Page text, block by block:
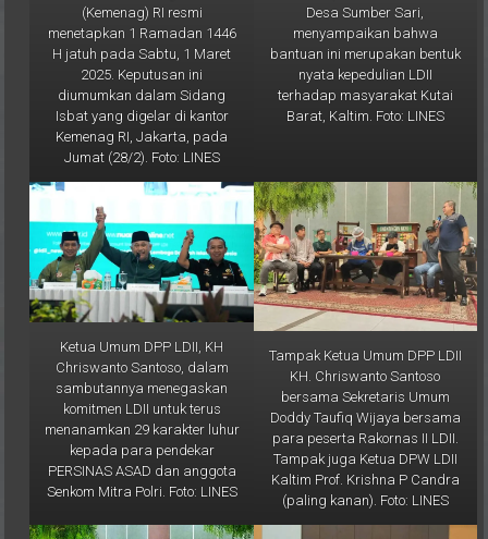
menetapkan 1 Ramadan 1446
H jatuh pada Sabtu, 1 Maret
2025. Keputusan ini
diumumkan dalam Sidang
Isbat yang digelar di kantor
Kemenag RI, Jakarta, pada
Jumat (28/2). Foto: LINES
menyampaikan bahwa
bantuan ini merupakan bentuk
nyata kepedulian LDII
terhadap masyarakat Kutai
Barat, Kaltim. Foto: LINES
Ketua Umum DPP LDII, KH
Chriswanto Santoso, dalam
sambutannya menegaskan
komitmen LDII untuk terus
menanamkan 29 karakter luhur
kepada para pendekar
PERSINAS ASAD dan anggota
Senkom Mitra Polri. Foto: LINES
Tampak Ketua Umum DPP LDII
KH. Chriswanto Santoso
bersama Sekretaris Umum
Doddy Taufiq Wijaya bersama
para peserta Rakornas II LDII.
Tampak juga Ketua DPW LDII
Kaltim Prof. Krishna P Candra
(paling kanan). Foto: LINES